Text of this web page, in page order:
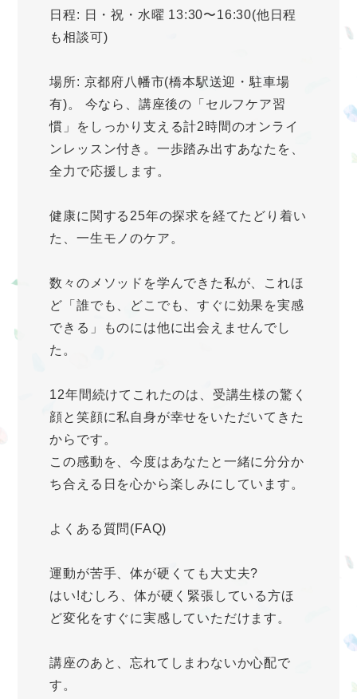
日程: 日・祝・水曜 13:30〜16:30(他日程
も相談可)
場所: 京都府八幡市(橋本駅送迎・駐車場
有)。 今なら、講座後の「セルフケア習
慣」をしっかり支える計2時間のオンライ
ンレッスン付き。一歩踏み出すあなたを、
全力で応援します。
健康に関する25年の探求を経てたどり着い
た、一生モノのケア。
数々のメソッドを学んできた私が、これほ
ど「誰でも、どこでも、すぐに効果を実感
できる」ものには他に出会えませんでし
た。
12年間続けてこれたのは、受講生様の驚く
顔と笑顔に私自身が幸せをいただいてきた
からです。
この感動を、今度はあなたと一緒に分分か
ち合える日を心から楽しみにしています。
よくある質問(FAQ)
運動が苦手、体が硬くても大丈夫?
はい!むしろ、体が硬く緊張している方ほ
ど変化をすぐに実感していただけます。
講座のあと、忘れてしまわないか心配で
す。